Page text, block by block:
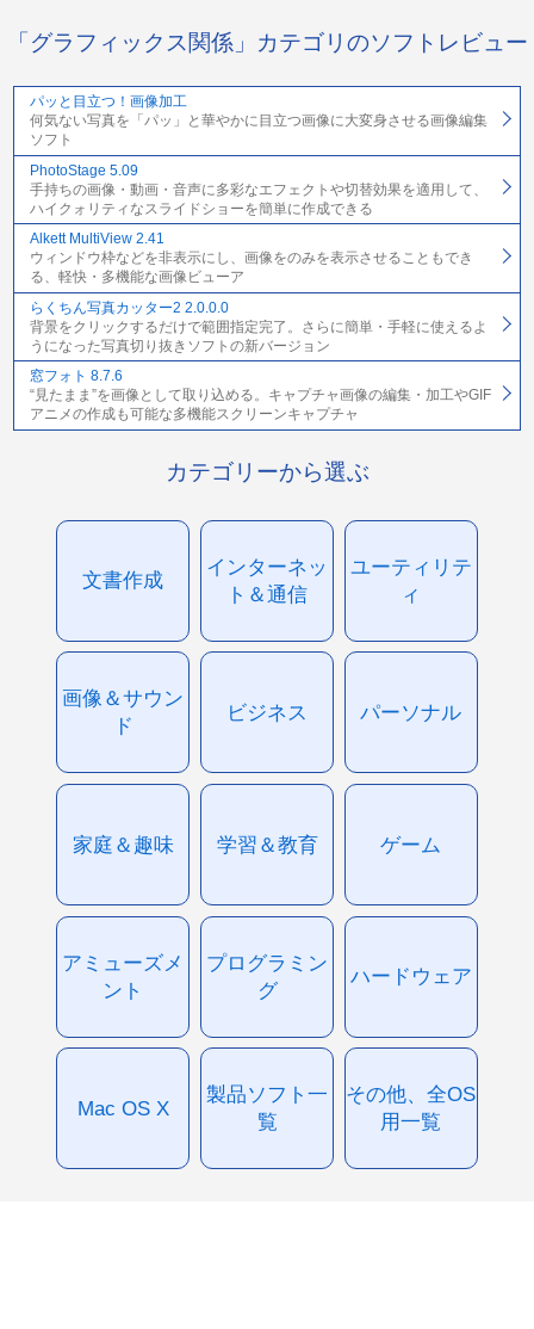
「グラフィックス関係」カテゴリのソフトレビュー
パッと目立つ！画像加工
何気ない写真を「パッ」と華やかに目立つ画像に大変身させる画像編集
ソフト
PhotoStage 5.09
手持ちの画像・動画・音声に多彩なエフェクトや切替効果を適用して、
ハイクォリティなスライドショーを簡単に作成できる
Alkett MultiView 2.41
ウィンドウ枠などを非表示にし、画像をのみを表示させることもでき
る、軽快・多機能な画像ビューア
らくちん写真カッター2 2.0.0.0
背景をクリックするだけで範囲指定完了。さらに簡単・手軽に使えるよ
うになった写真切り抜きソフトの新バージョン
窓フォト 8.7.6
“見たまま”を画像として取り込める。キャプチャ画像の編集・加工やGIF
アニメの作成も可能な多機能スクリーンキャプチャ
カテゴリーから選ぶ
文書作成
インターネッ
ト＆通信
ユーティリテ
ィ
画像＆サウン
ド
ビジネス パーソナル
家庭＆趣味 学習＆教育 ゲーム
アミューズメ
ント
プログラミン
グ
ハードウェア
Mac OS X
製品ソフト一
覧
その他、全OS
用一覧